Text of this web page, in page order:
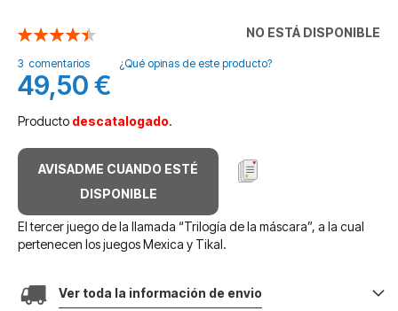
de
la
galería
de
imágenes
NO ESTÁ DISPONIBLE
Valoración:
3 comentarios ¿Qué opinas de este producto?
49,50 €
Producto descatalogado.
AVISADME CUANDO ESTÉ
DISPONIBLE
El tercer juego de la llamada “Trilogía de la máscara”, a la cual
pertenecen los juegos Mexica y Tikal.
Ver toda la información de envio